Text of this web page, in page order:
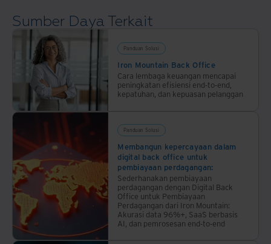
memanfaatkan
dan
mengelola
aset
penting
perusahaan
dan
Sumber Daya Terkait
Panduan Solusi
Iron Mountain Back Office
Cara lembaga keuangan mencapai
peningkatan efisiensi end-to-end,
kepatuhan, dan kepuasan pelanggan
Panduan Solusi
Membangun kepercayaan dalam
digital back office untuk
pembiayaan perdagangan:
Sederhanakan pembiayaan
perdagangan dengan Digital Back
Office untuk Pembiayaan
Perdagangan dari Iron Mountain:
Akurasi data 96%+, SaaS berbasis
AI, dan pemrosesan end-to-end